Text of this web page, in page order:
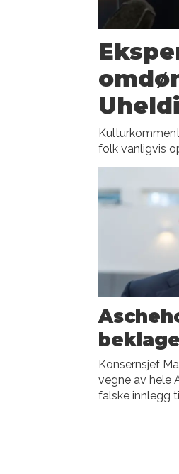
folk vanligvis
Konsernsjef
vegne av hele
falske innlegg